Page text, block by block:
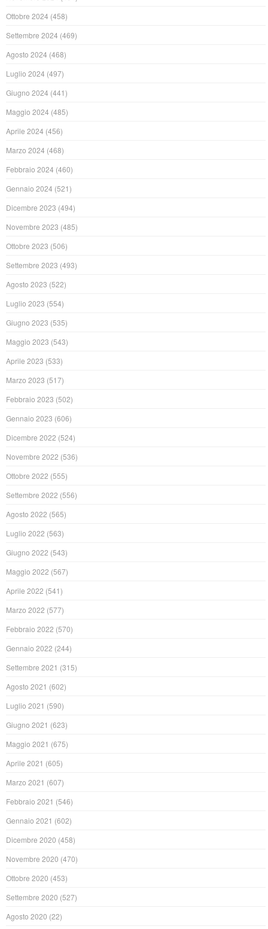
Ottobre 2024 (458)
Settembre 2024 (469)
Agosto 2024 (468)
Luglio 2024 (497)
Giugno 2024 (441)
Maggio 2024 (485)
Aprile 2024 (456)
Marzo 2024 (468)
Febbraio 2024 (460)
Gennaio 2024 (521)
Dicembre 2023 (494)
Novembre 2023 (485)
Ottobre 2023 (506)
Settembre 2023 (493)
Agosto 2023 (522)
Luglio 2023 (554)
Giugno 2023 (535)
Maggio 2023 (543)
Aprile 2023 (533)
Marzo 2023 (517)
Febbraio 2023 (502)
Gennaio 2023 (606)
Dicembre 2022 (524)
Novembre 2022 (536)
Ottobre 2022 (555)
Settembre 2022 (556)
Agosto 2022 (565)
Luglio 2022 (563)
Giugno 2022 (543)
Maggio 2022 (567)
Aprile 2022 (541)
Marzo 2022 (577)
Febbraio 2022 (570)
Gennaio 2022 (244)
Settembre 2021 (315)
Agosto 2021 (602)
Luglio 2021 (590)
Giugno 2021 (623)
Maggio 2021 (675)
Aprile 2021 (605)
Marzo 2021 (607)
Febbraio 2021 (546)
Gennaio 2021 (602)
Dicembre 2020 (458)
Novembre 2020 (470)
Ottobre 2020 (453)
Settembre 2020 (527)
Agosto 2020 (22)